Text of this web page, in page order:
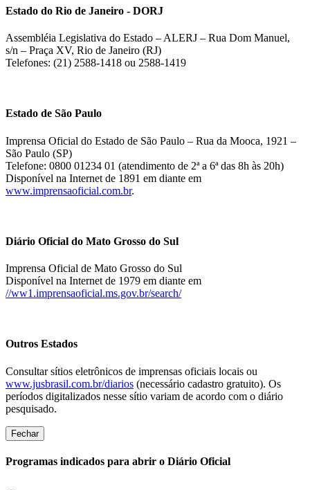
Estado do Rio de Janeiro - DORJ
Assembléia Legislativa do Estado – ALERJ – Rua Dom Manuel,
s/n – Praça XV, Rio de Janeiro (RJ)
Telefones: (21) 2588-1418 ou 2588-1419
Estado de São Paulo
Imprensa Oficial do Estado de São Paulo – Rua da Mooca, 1921 –
São Paulo (SP)
Telefone: 0800 01234 01 (atendimento de 2ª a 6ª das 8h às 20h)
Disponível na Internet de 1891 em diante em
www.imprensaoficial.com.br.
Diário Oficial do Mato Grosso do Sul
Imprensa Oficial de Mato Grosso do Sul
Disponível na Internet de 1979 em diante em
//ww1.imprensaoficial.ms.gov.br/search/
Outros Estados
Consultar sítios eletrônicos de imprensas oficiais locais ou
www.jusbrasil.com.br/diarios (necessário cadastro gratuito). Os
períodos digitalizados nesse sítio variam de acordo com o diário
pesquisado.
Fechar
Programas indicados para abrir o Diário Oficial